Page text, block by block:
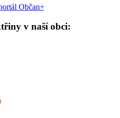
Občan+
v naší obci: